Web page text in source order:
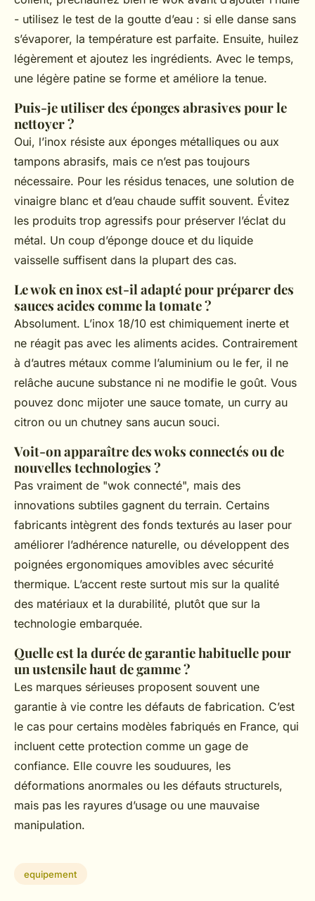
- utilisez le test de la goutte d’eau : si elle danse sans
s’évaporer, la température est parfaite. Ensuite, huilez
légèrement et ajoutez les ingrédients. Avec le temps,
une légère patine se forme et améliore la tenue.
Puis-je utiliser des éponges abrasives pour le
nettoyer ?
Oui, l’inox résiste aux éponges métalliques ou aux
tampons abrasifs, mais ce n’est pas toujours
nécessaire. Pour les résidus tenaces, une solution de
vinaigre blanc et d’eau chaude suffit souvent. Évitez
les produits trop agressifs pour préserver l’éclat du
métal. Un coup d’éponge douce et du liquide
vaisselle suffisent dans la plupart des cas.
Le wok en inox est-il adapté pour préparer des
sauces acides comme la tomate ?
Absolument. L’inox 18/10 est chimiquement inerte et
ne réagit pas avec les aliments acides. Contrairement
à d’autres métaux comme l’aluminium ou le fer, il ne
relâche aucune substance ni ne modifie le goût. Vous
pouvez donc mijoter une sauce tomate, un curry au
citron ou un chutney sans aucun souci.
Voit-on apparaître des woks connectés ou de
nouvelles technologies ?
Pas vraiment de "wok connecté", mais des
innovations subtiles gagnent du terrain. Certains
fabricants intègrent des fonds texturés au laser pour
améliorer l’adhérence naturelle, ou développent des
poignées ergonomiques amovibles avec sécurité
thermique. L’accent reste surtout mis sur la qualité
des matériaux et la durabilité, plutôt que sur la
technologie embarquée.
Quelle est la durée de garantie habituelle pour
un ustensile haut de gamme ?
Les marques sérieuses proposent souvent une
garantie à vie contre les défauts de fabrication. C’est
le cas pour certains modèles fabriqués en France, qui
incluent cette protection comme un gage de
confiance. Elle couvre les souduures, les
déformations anormales ou les défauts structurels,
mais pas les rayures d’usage ou une mauvaise
manipulation.
equipement